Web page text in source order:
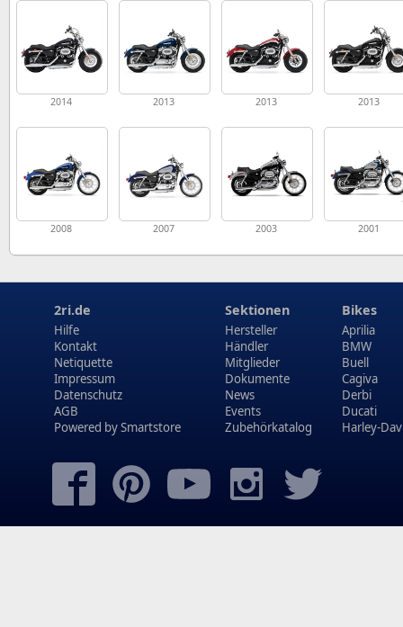
2014 2013 2013 2013
2008 2007 2003 2001
2ri.de
Hilfe
Kontakt
Netiquette
Impressum
Datenschutz
AGB
Powered bySmartstore
Sektionen
Hersteller
Händler
Mitglieder
Dokumente
News
Events
Zubehörkatalog
Bikes
Aprilia
BMW
Buell
Cagiva
Derbi
Ducati
Harley-